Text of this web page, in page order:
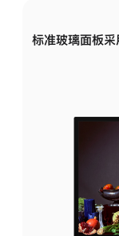
标准玻璃面板采